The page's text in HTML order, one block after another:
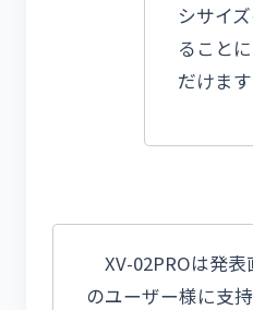
シサイ
ること
だけま
XV-02PROは発表
のユーザー様に支